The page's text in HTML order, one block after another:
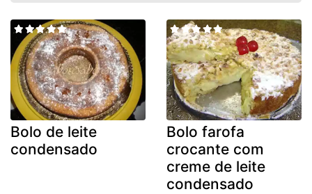
Bolo de leite
condensado
Bolo farofa
crocante com
creme de leite
condensado